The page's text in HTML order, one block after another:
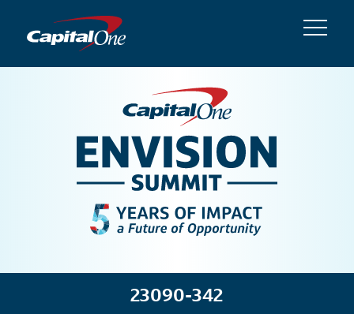
23090-342